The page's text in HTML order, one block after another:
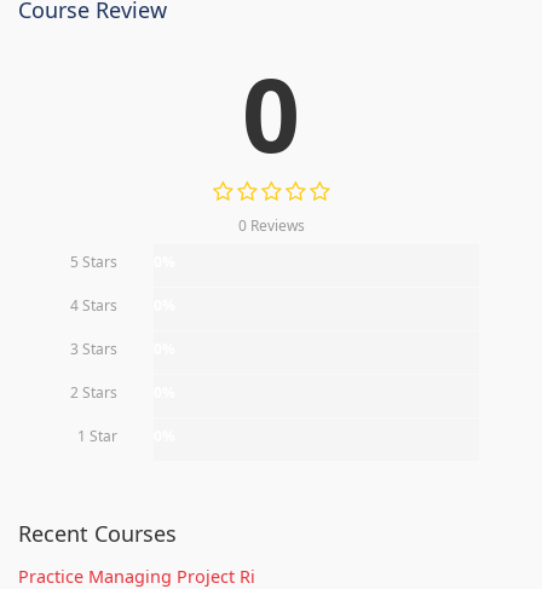
Course Review
0
0 Reviews
5 Stars
4 Stars
3 Stars
2 Stars
1 Star
Recent Courses
Practice Managing Project Ri